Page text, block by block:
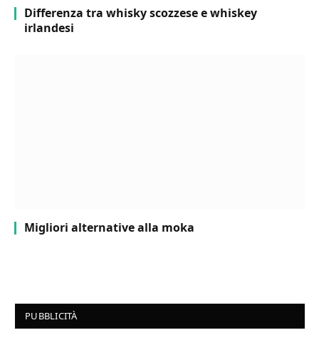
Differenza tra whisky scozzese e whiskey
irlandesi
Migliori alternative alla moka
PUBBLICITÀ